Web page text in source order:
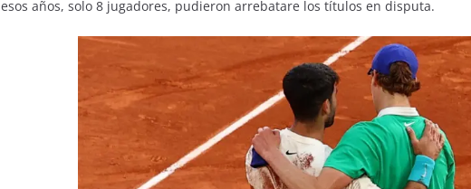
esos años, solo 8 jugadores, pudieron arrebatare los títulos en disputa.